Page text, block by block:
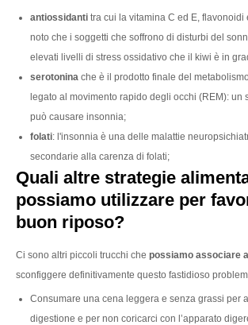
antiossidanti tra cui la vitamina C ed E, flavonoidi
noto che i soggetti che soffrono di disturbi del
elevati livelli di stress ossidativo che il kiwi è in
serotonina che è il prodotto finale del
legato al movimento rapido degli occhi (REM): un
può causare insonnia;
folati: l'insonnia è una delle malattie
secondarie alla carenza di folati;
Quali altre strategie
possiamo utilizzare per
buon riposo?
Ci sono altri piccoli trucchi che possiamo associare
sconfiggere definitivamente questo fastidioso
Consumare una cena leggera e senza grassi per
digestione e per non coricarci con l’apparato